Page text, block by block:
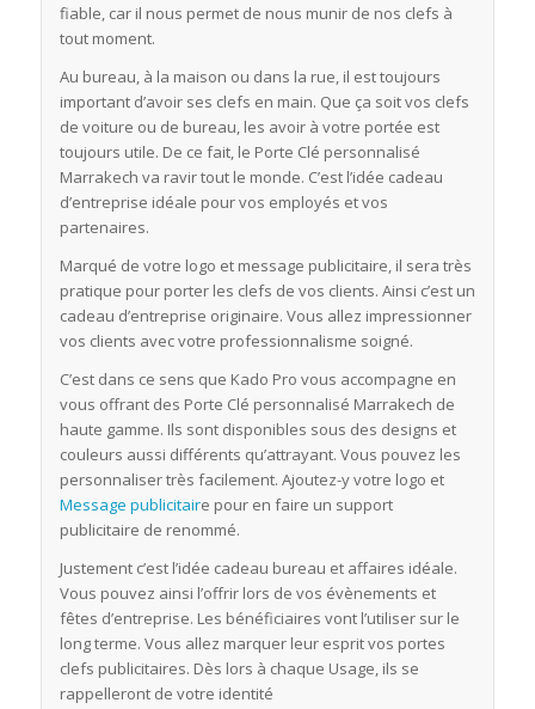
fiable, car il nous permet de nous munir de nos clefs à
tout moment.
Au bureau, à la maison ou dans la rue, il est toujours
important d’avoir ses clefs en main. Que ça soit vos clefs
de voiture ou de bureau, les avoir à votre portée est
toujours utile. De ce fait, le Porte Clé personnalisé
Marrakech va ravir tout le monde. C’est l’idée cadeau
d’entreprise idéale pour vos employés et vos
partenaires.
Marqué de votre logo et message publicitaire, il sera très
pratique pour porter les clefs de vos clients. Ainsi c’est un
cadeau d’entreprise originaire. Vous allez impressionner
vos clients avec votre professionnalisme soigné.
C’est dans ce sens que Kado Pro vous accompagne en
vous offrant des Porte Clé personnalisé Marrakech de
haute gamme. Ils sont disponibles sous des designs et
couleurs aussi différents qu’attrayant. Vous pouvez les
personnaliser très facilement. Ajoutez-y votre logo et
Message publicitaire pour en faire un support
publicitaire de renommé.
Justement c’est l’idée cadeau bureau et affaires idéale.
Vous pouvez ainsi l’offrir lors de vos évènements et
fêtes d’entreprise. Les bénéficiaires vont l’utiliser sur le
long terme. Vous allez marquer leur esprit vos portes
clefs publicitaires. Dès lors à chaque Usage, ils se
rappelleront de votre identité